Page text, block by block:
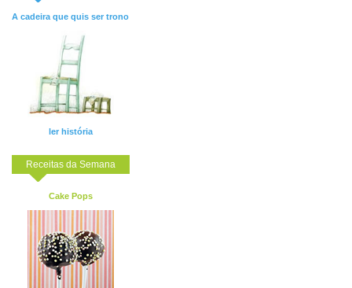
A cadeira que quis ser trono
ler história
Receitas da Semana
Cake Pops